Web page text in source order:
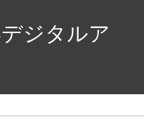
ジタルア